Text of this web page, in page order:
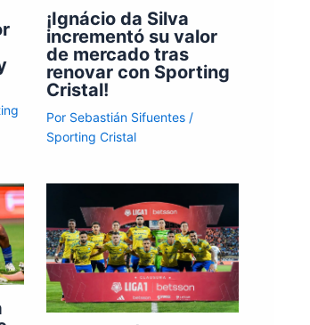
¡Ignácio da Silva
incrementó su valor
de mercado tras
renovar con Sporting
Cristal!
Por Sebastián Sifuentes /
Sporting Cristal